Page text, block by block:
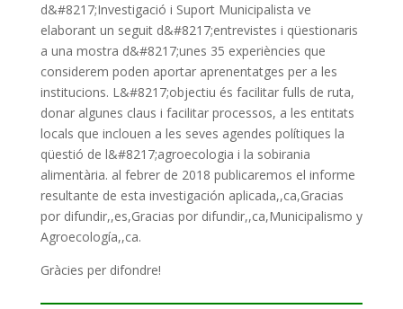
d&#8217;Investigació i Suport Municipalista ve
elaborant un seguit d&#8217;entrevistes i qüestionaris
a una mostra d&#8217;unes 35 experiències que
considerem poden aportar aprenentatges per a les
institucions. L&#8217;objectiu és facilitar fulls de ruta,
donar algunes claus i facilitar processos, a les entitats
locals que inclouen a les seves agendes polítiques la
qüestió de l&#8217;agroecologia i la sobirania
alimentària. al febrer de 2018 publicaremos el informe
resultante de esta investigación aplicada,,ca,Gracias
por difundir,,es,Gracias por difundir,,ca,Municipalismo y
Agroecología,,ca.
Gràcies per difondre!